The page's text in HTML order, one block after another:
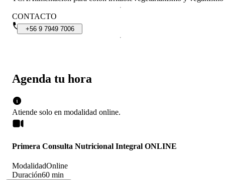
Agenda tu hora
Atiende solo en modalidad online.
Primera Consulta Nutricional Integral ONLINE
ModalidadOnline
Duración60 min
CONTACTO
+56 9 7949 7006